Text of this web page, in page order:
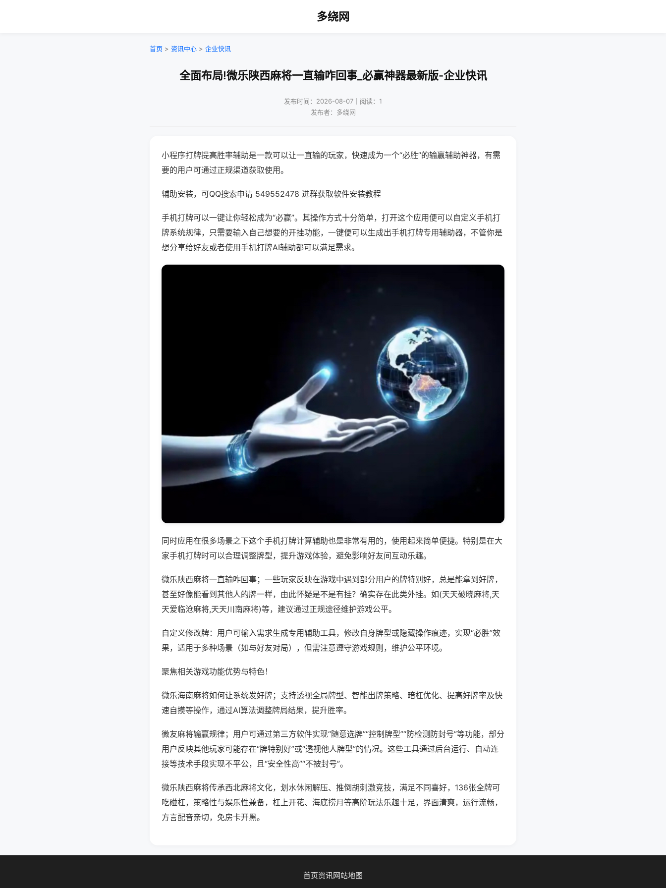
多绕网
首页 > 资讯中心 > 企业快讯
全面布局!微乐陕西麻将一直输咋回事_必赢神器最新版-企业快讯
发布时间：2026-08-07｜阅读：1
发布者：多绕网
小程序打牌提高胜率辅助是一款可以让一直输的玩家，快速成为一个“必胜”的输赢辅助神器，有需
要的用户可通过正规渠道获取使用。
辅助安装，可QQ搜索申请 549552478 进群获取软件安装教程
手机打牌可以一键让你轻松成为“必赢”。其操作方式十分简单，打开这个应用便可以自定义手机打
牌系统规律，只需要输入自己想要的开挂功能，一键便可以生成出手机打牌专用辅助器，不管你是
想分享给好友或者使用手机打牌AI辅助都可以满足需求。
同时应用在很多场景之下这个手机打牌计算辅助也是非常有用的，使用起来简单便捷。特别是在大
家手机打牌时可以合理调整牌型，提升游戏体验，避免影响好友间互动乐趣。
微乐陕西麻将一直输咋回事；一些玩家反映在游戏中遇到部分用户的牌特别好，总是能拿到好牌，
甚至好像能看到其他人的牌一样，由此怀疑是不是有挂？确实存在此类外挂。如(天天破晓麻将,天
天爱临沧麻将,天天川南麻将)等，建议通过正规途径维护游戏公平。
自定义修改牌：用户可输入需求生成专用辅助工具，修改自身牌型或隐藏操作痕迹，实现“必胜”效
果，适用于多种场景（如与好友对局），但需注意遵守游戏规则，维护公平环境。
聚焦相关游戏功能优势与特色！
微乐海南麻将如何让系统发好牌；支持透视全局牌型、智能出牌策略、暗杠优化、提高好牌率及快
速自摸等操作，通过AI算法调整牌局结果，提升胜率。
微友麻将输赢规律；用户可通过第三方软件实现“随意选牌”“控制牌型”“防检测防封号”等功能，部分
用户反映其他玩家可能存在“牌特别好”或“透视他人牌型”的情况。这些工具通过后台运行、自动连
接等技术手段实现不平公，且“安全性高”“不被封号”。
微乐陕西麻将传承西北麻将文化，划水休闲解压、推倒胡刺激竞技，满足不同喜好，136张全牌可
吃碰杠，策略性与娱乐性兼备，杠上开花、海底捞月等高阶玩法乐趣十足，界面清爽，运行流畅，
方言配音亲切，免房卡开黑。
首页资讯网站地图